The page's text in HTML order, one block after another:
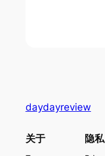
daydayreview
关于 隐私